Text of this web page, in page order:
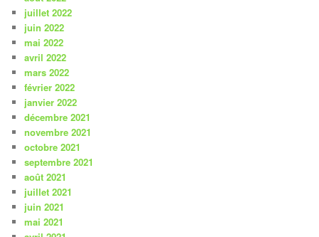
juillet 2022
juin 2022
mai 2022
avril 2022
mars 2022
février 2022
janvier 2022
décembre 2021
novembre 2021
octobre 2021
septembre 2021
août 2021
juillet 2021
juin 2021
mai 2021